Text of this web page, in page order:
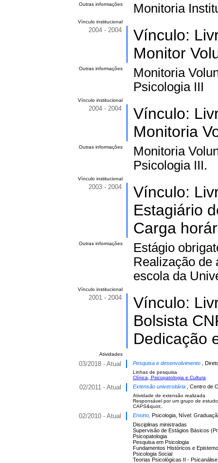
Outras informações Monitoria
Vínculo institucional
2004 - 2004
Vínculo:
Monitor
Outras informações
Monitoria
Psicologia III
Vínculo institucional
2004 - 2004
Vínculo:
Monitoria
Outras informações
Monitoria
Psicologia III.
Vínculo institucional
2003 - 2004
Vínculo:
Estagiário
Carga
Outras informações
Estágio
Realização de
escola da
Vínculo institucional
2001 - 2004
Vínculo:
Bolsista
Dedicação
Atividades
03/2018 - Atual Pesquisa e desenvolvimento ,
Linhas de pesquisa
Clínica, Psicopatologia e Cultura
02/2011 - Atual Extensão universitária , Centro de
Atividade de extensão realizada
Responsável por um grupo de
CAPS&quot;.
02/2010 - Atual Ensino, Psicologia, Nível:
Disciplinas ministradas
Supervisão de Estágios Básicos
Psicopatologia
Pesquisa em Psicologia
Fundamentos Históricos e
Psicologia Social
Teorias Psicológicas II - Psicanálise